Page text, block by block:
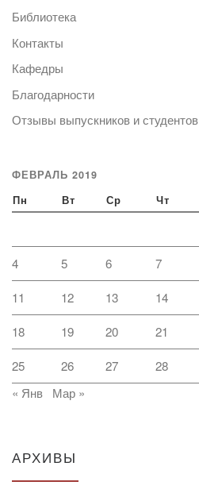
Библиотека
Контакты
Кафедры
Благодарности
Отзывы выпускников и студентов
ФЕВРАЛЬ 2019
Пн Вт Ср Чт
4 5 6 7
11 12 13 14
18 19 20 21
25 26 27
28
« Янв
Мар »
АРХИВЫ